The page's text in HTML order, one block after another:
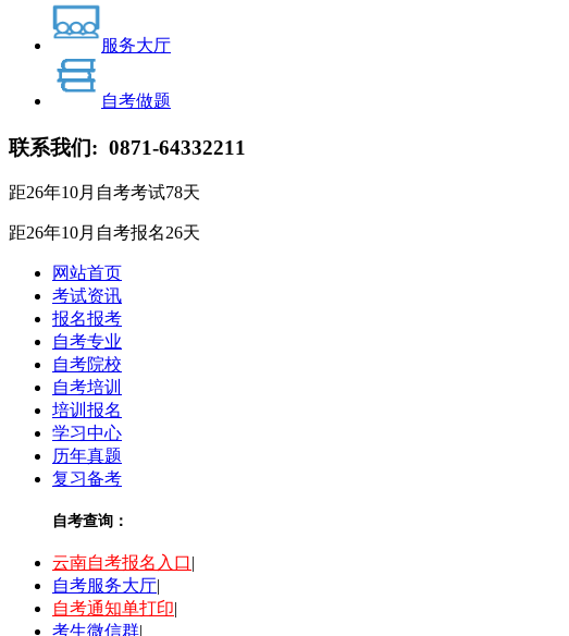
服务大厅
自考做题
联系我们: 0871-64332211
距26年10月自考考试78天
距26年10月自考报名26天
网站首页
考试资讯
报名报考
自考专业
自考院校
自考培训
培训报名
学习中心
历年真题
复习备考
自考查询：
云南自考报名入口|
自考服务大厅|
自考通知单打印|
考生微信群|